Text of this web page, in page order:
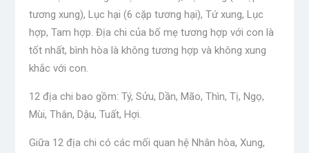
tương xung), Lục hại (6 cặp tương hại), Tứ xung, Lục
hợp, Tam hợp. Địa chi của bố mẹ tương hợp với con là
tốt nhất, bình hòa là không tương hợp và không xung
khắc với con.
12 địa chi bao gồm: Tý, Sửu, Dần, Mão, Thìn, Tị, Ngọ,
Mùi, Thân, Dậu, Tuất, Hợi.
Giữa 12 địa chi có các mối quan hệ Nhân hòa, Xung,